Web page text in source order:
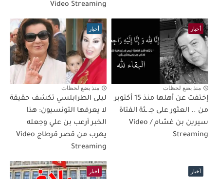
Video Streaming
أخبار
منذ بضع لحظات
إختفت عن أهلها منذ 15 أكتوبر
من .. العثور على جـ ـثة الفتاة
سيرين بن غشام / Video
Streaming
أخبار
منذ بضع لحظات
ليلى الطرابلسي تكشف حقيقة
لا يعرفها التونسيون: هذا
الخبر أرعب بن علي وجعله
يهرب من قصر قرطاج Video
Streaming
أخبار أخبار